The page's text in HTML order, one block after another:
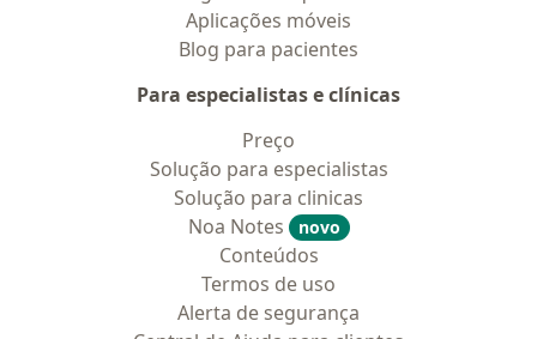
Aplicações móveis
Blog para pacientes
Para especialistas e clínicas
Preço
Solução para especialistas
Solução para clinicas
Noa Notes
novo
Conteúdos
Termos de uso
Alerta de segurança